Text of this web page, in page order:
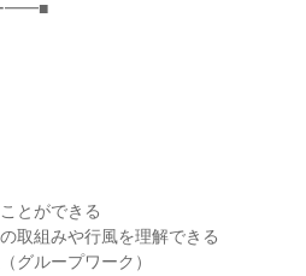
━━■
とができる
取組みや行風を理解できる
グループワーク）